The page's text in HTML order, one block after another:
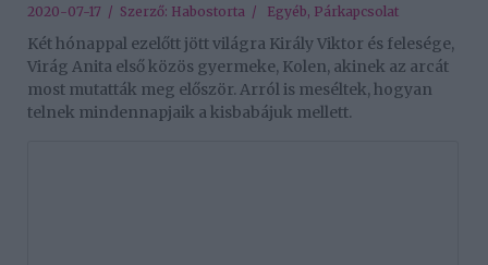
2020-07-17 / Szerző: Habostorta / Egyéb, Párkapcsolat
Két hónappal ezelőtt jött világra Király Viktor és felesége,
Virág Anita első közös gyermeke, Kolen, akinek az arcát
most mutatták meg először. Arról is meséltek, hogyan
telnek mindennapjaik a kisbabájuk mellett.